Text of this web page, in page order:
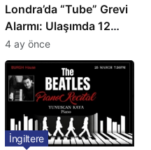
Londra’da “Tube” Grevi
Alarmı: Ulaşımda 12
Günlük Kaos Kapıda
4 ay önce
İngiltere